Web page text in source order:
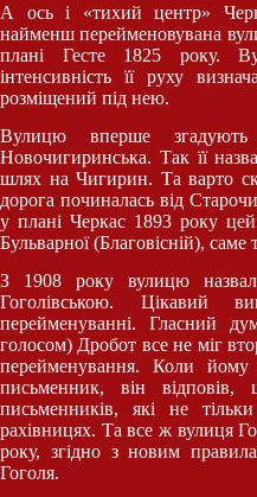
А ось і «тихий центр»
найменш перейменовувана
плані Гесте 1825 року.
інтенсивність її руху
розміщений під нею.
Вулицю вперше
Новочигиринська. Так її
шлях на Чигирин. Та варто
дорога починалась від
у плані Черкас 1893 року
Бульварної (Благовісній), саме
З 1908 року вулицю
Гоголівською. Цікавий
перейменуванні. Гласний
голосом) Дробот все не міг
перейменування. Коли
письменник, він
письменників, які не
рахівницях. Та все ж вулиця
року, згідно з новим
Гоголя.